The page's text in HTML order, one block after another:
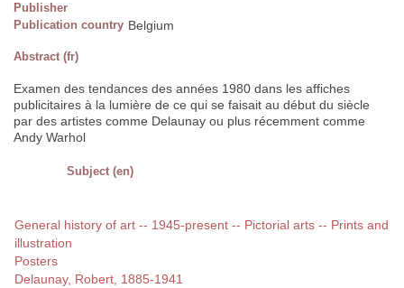
Publisher
Publication country Belgium
Abstract (fr)
Examen des tendances des années 1980 dans les affiches
publicitaires à la lumière de ce qui se faisait au début du siècle
par des artistes comme Delaunay ou plus récemment comme
Andy Warhol
Subject (en)
General history of art -- 1945-present -- Pictorial arts -- Prints and
illustration
Posters
Delaunay, Robert, 1885-1941